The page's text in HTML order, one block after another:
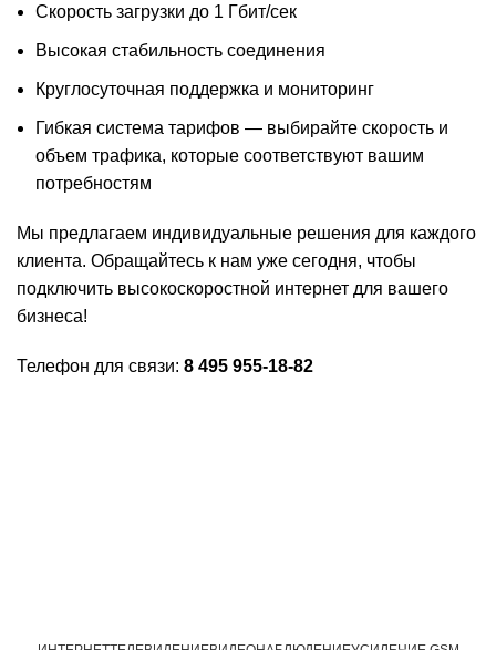
Скорость загрузки до 1 Гбит/сек
Высокая стабильность соединения
Круглосуточная поддержка и мониторинг
Гибкая система тарифов — выбирайте скорость и
объем трафика, которые соответствуют вашим
потребностям
Мы предлагаем индивидуальные решения для каждого
клиента. Обращайтесь к нам уже сегодня, чтобы
подключить высокоскоростной интернет для вашего
бизнеса!
Телефон для связи: 8 495 955-18-82